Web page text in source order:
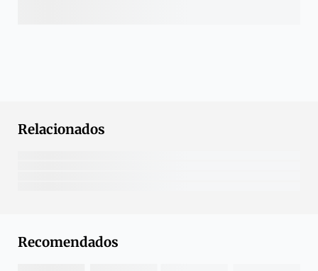
Relacionados
Recomendados